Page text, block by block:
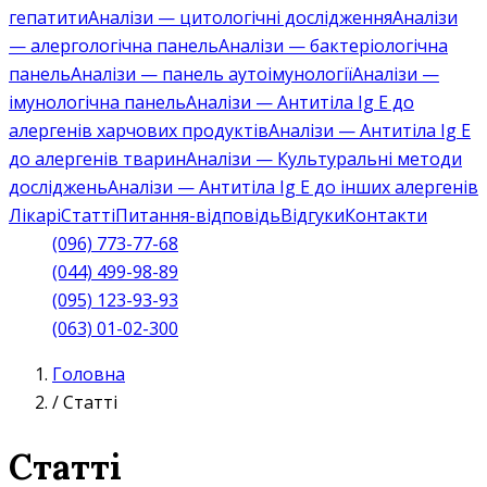
гепатитиАналізи — цитологічні дослідженняАналізи
— алергологічна панельАналізи — бактеріологічна
панельАналізи — панель аутоімунологіїАналізи —
імунологічна панельАналізи — Антитіла Ig E до
алергенів харчових продуктівАналізи — Антитіла Ig E
до алергенів тваринАналізи — Культуральні методи
дослідженьАналізи — Антитіла Ig E до інших алергенів
ЛікаріСтаттіПитання-відповідьВідгукиКонтакти
(096) 773-77-68
(044) 499-98-89
(095) 123-93-93
(063) 01-02-300
Головна
/Статті
Статті